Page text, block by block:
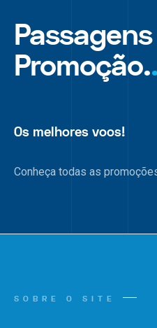
Promoção..
Os melhores voos!
Conheça todas as
SOBRE O SITE